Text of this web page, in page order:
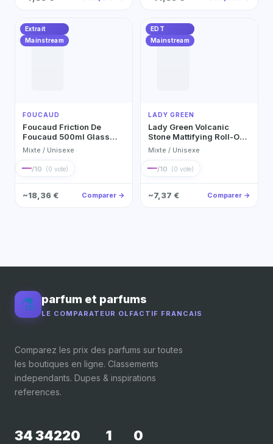
Extrait
Mainstream
FOUCAUD
Foucaud Friction De
Foucaud 500ml Glass
Bottle Parfum Extrait
500ml
Mixte / Unisexe
—/10 (0 vote)
~18,36 € Comparer →
EDT
Mainstream
LADY GREEN
Lady Green Volcanic
Stone Mattifying Roll-On
Refills – Pack of 2 Eau de
Toilette
Mixte / Unisexe
—/10 (0 vote)
~7,37 € Comparer →
⚗️ parfum et parfums
LE COMPARATEUR OLFACTIF FRANCAIS
Comparez les prix des parfums sur toutes
les boutiques en ligne. Classements
independants. Dupes & inspirations
references.
34 34220 1 0